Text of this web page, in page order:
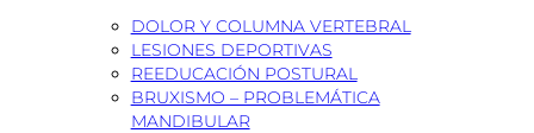
DOLOR Y COLUMNA VERTEBRAL
LESIONES DEPORTIVAS
REEDUCACIÓN POSTURAL
BRUXISMO – PROBLEMÁTICA
MANDIBULAR